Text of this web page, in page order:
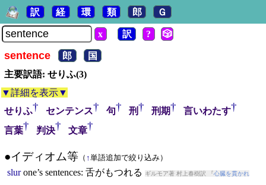
訳 経 環 類 郎 Ｇ
x 訳 ? 🎲
sentence 郎
国
主要訳語: せりふ(3)
▼詳細を表示▼
せりふ† センテンス† 句† 刑† 刑期† 言いわたす†
言葉† 判決† 文章†
●イディオム等（ ↑単語追加で絞り込み）
slurone’s sentences: 舌がもつれる ギルモア著 村上春樹訳 『心臓を貫かれ